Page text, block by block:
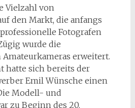
Vielzahl von
den Markt, die anfangs
Fotografen
wurde die
erweitert.
hatte sich bereits der
Emil Wünsche einen
Modell- und
zu Beginn des 20.